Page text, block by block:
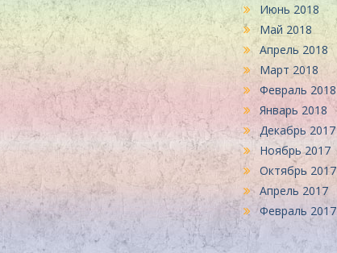
Июнь 2018
Май 2018
Апрель 2018
Март 2018
Февраль 2018
Январь 2018
Декабрь 2017
Ноябрь 2017
Октябрь 2017
Апрель 2017
Февраль 2017